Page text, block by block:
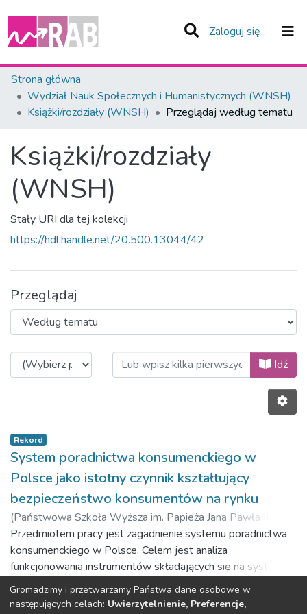
Zaloguj się (current)
Zespoły i Kolekcje
Całe Repozytorium
Strona główna
Wydział Nauk Społecznych i Humanistycznych (WNSH)
Książki/rozdziały (WNSH)
Przeglądaj według tematu
Książki/rozdziały
(WNSH)
Stały URI dla tej kolekcji
https://hdl.handle.net/20.500.13044/42
Przeglądaj
Przeglądanie Książki/rozdziałyIdź
Rekord
System poradnictwa konsumenckiego w
Polsce jako istotny czynnik kształtujący
bezpieczeństwo konsumentów na rynku
(Państwowa Szkoła Wyższa im. Papieża Jana Pawła II w
Białej Podlaskiej,2020)Filipiak, Olga
Przedmiotem pracy jest zagadnienie systemu poradnictwa
konsumenckiego w Polsce. Celem jest analiza
funkcjonowania instrumentów składających się na system
poradnictwa konsumenckiego, rozpatrywanych w kontekście
kształtowania bezpieczeństwa konsumentów na rynku.
Poprzedni Następny
Gromadzimy i przetwarzamy Państwa dane osobowe w
następujących celach: Uwierzytelnienie, Preferencje,